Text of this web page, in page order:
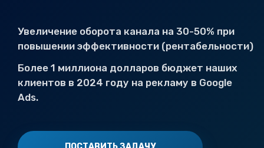
Увеличение оборота канала на 30-50% при
повышении эффективности (рентабельности)
Более 1 миллиона долларов бюджет наших
клиентов в 2024 году на рекламу в Google
Ads.